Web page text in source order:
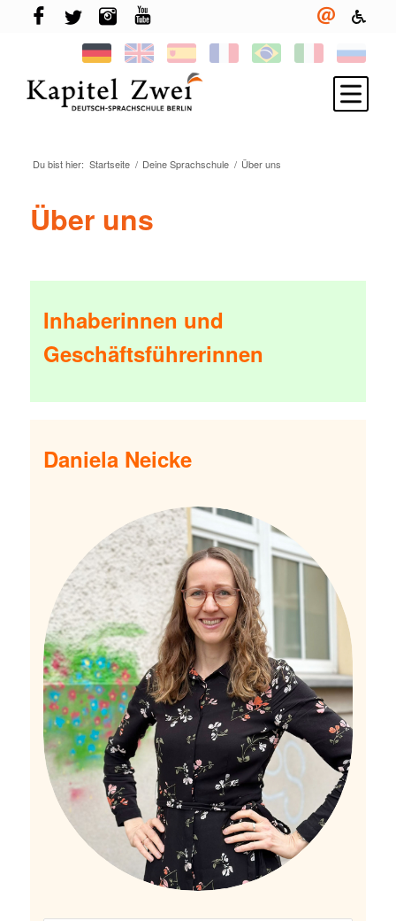
Melde Dich an
TELC & TestDaF
Neuigkeiten
Du bist hier: Startseite / Deine Sprachschule / Über uns
Über uns
Inhaberinnen und
Geschäftsführerinnen
Daniela Neicke